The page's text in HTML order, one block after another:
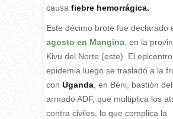
causa fiebre hemorrágica.
Este décimo brote fue declarado
agosto en Mangina, en la
Kivu del Norte (este). El
epidemia luego se trasladó a la
con Uganda, en Beni, bastión
armado ADF, que multiplica los
contra civiles, lo que complica la